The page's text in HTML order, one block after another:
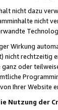
nicht dazu
nicht
Wirkung
rechtzeitig
oder
Ihrer Website
Nutzung der